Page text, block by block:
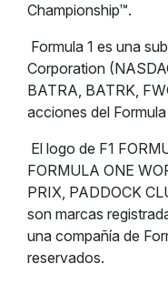
Championship™.
Formula 1 es una
Corporation
BATRA, BATRK,
acciones del
El logo de F1
FORMULA ONE
PRIX, PADDOCK
son marcas
una compañía de
reservados.